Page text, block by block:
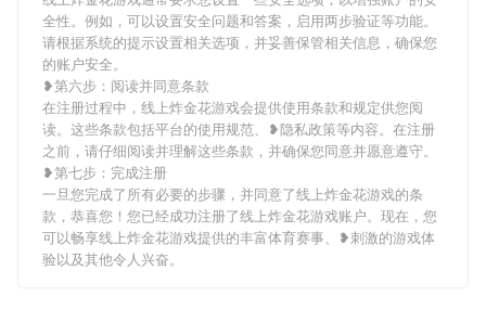
全性。例如，可以设置安全问题和答案，启用两步验证等功能。
请根据系统的提示设置相关选项，并妥善保管相关信息，确保您
的账户安全。
❥第六步：阅读并同意条款
在注册过程中，线上炸金花游戏会提供使用条款和规定供您阅
读。这些条款包括平台的使用规范、❥隐私政策等内容。在注册
之前，请仔细阅读并理解这些条款，并确保您同意并愿意遵守。
❥第七步：完成注册
一旦您完成了所有必要的步骤，并同意了线上炸金花游戏的条
款，恭喜您！您已经成功注册了线上炸金花游戏账户。现在，您
可以畅享线上炸金花游戏提供的丰富体育赛事、❥刺激的游戏体
验以及其他令人兴奋。